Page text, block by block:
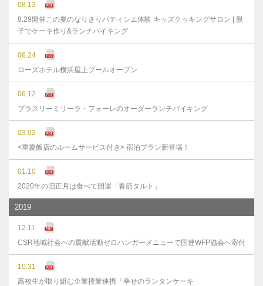
08.13
8.29開催この夏のなりきりパティシエ体験 キッズクッキングサロン | 親
子でケーキ作り&ランチバイキング
06.24
ローズホテル横浜屋上プールオープン
06.12
ブラスリーミリーラ・フォーレのオーダーランチバイキング
03.02
<重慶飯店のルームサービス付き> 宿泊プラン新登場！
01.10
2020年の旧正月は食べて開運「春節タルト」
2019
12.11
CSR地域社会への貢献活動ゼロハンガーメニューで国連WFP協会へ寄付
10.31
高校生が取り組む企業授業連携「幸せのランタンケーキ